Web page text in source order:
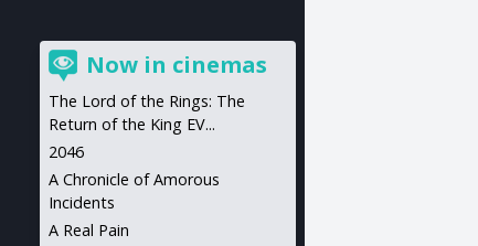
Now in cinemas
The Lord of the Rings: The
Return of the King EV...
2046
A Chronicle of Amorous
Incidents
A Real Pain